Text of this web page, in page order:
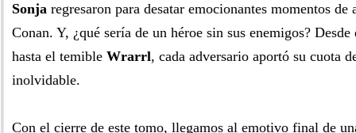
Sonja regresaron para desatar emocionantes momentos de
Conan. Y, ¿qué sería de un héroe sin sus enemigos?
hasta el temible Wrarrl, cada adversario aportó su cuota
inolvidable.
Con el cierre de este tomo, llegamos al emotivo final de